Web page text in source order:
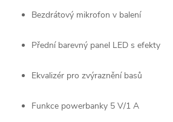
Bezdrátový mikrofon v balení
Přední barevný panel LED s efekty
Ekvalizér pro zvýraznění basů
Funkce powerbanky 5 V/1 A